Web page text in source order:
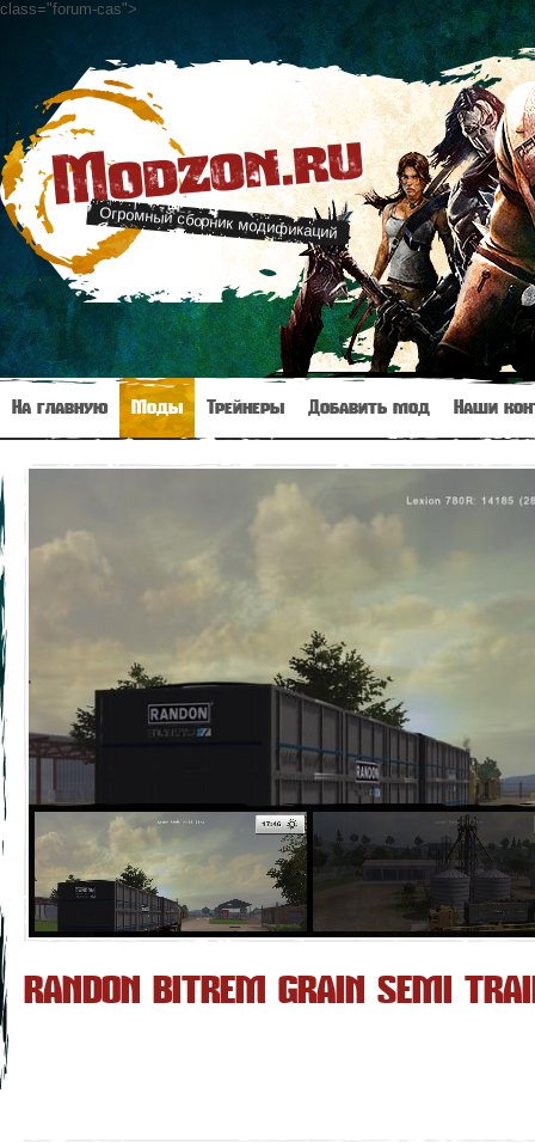
class="forum-cas">
Modzon.ru
Огромный сборник модификаций
На главную Моды Трейнеры Добавить мод Наши
RANDON BITREM GRAIN SEMI